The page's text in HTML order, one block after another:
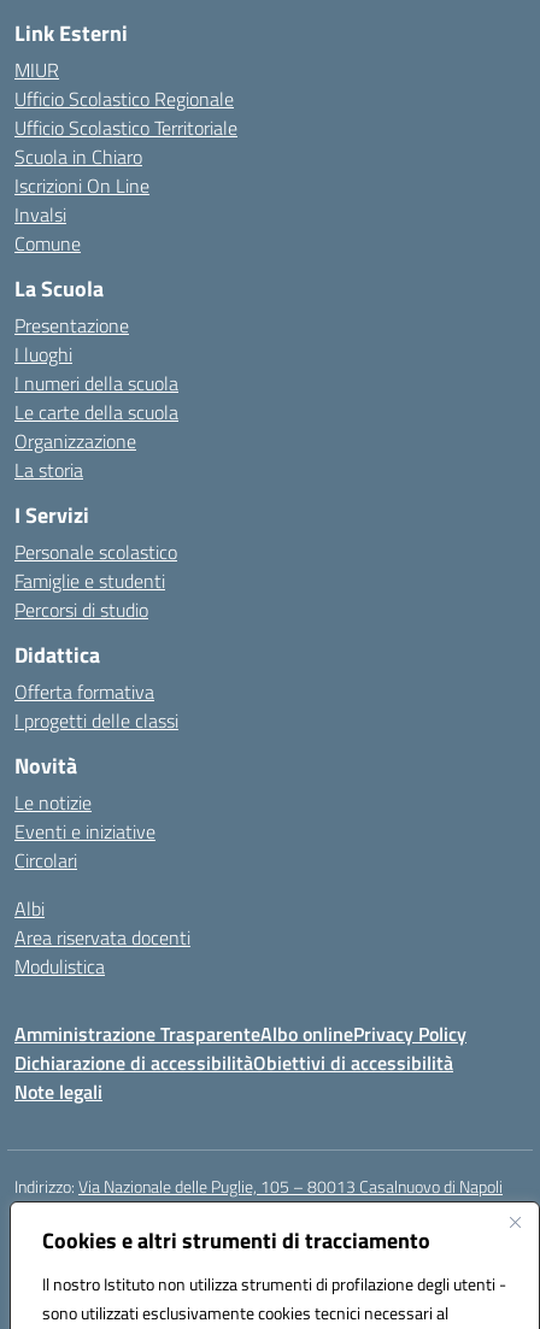
Cookies e altri strumenti di tracciamento
Il nostro Istituto non utilizza strumenti di profilazione degli utenti -
sono utilizzati esclusivamente cookies tecnici necessari al
Link Esterni
MIUR
Ufficio Scolastico Regionale
Ufficio Scolastico Territoriale
Scuola in Chiaro
Iscrizioni On Line
Invalsi
Comune
La Scuola
Presentazione
I luoghi
I numeri della scuola
Le carte della scuola
Organizzazione
La storia
I Servizi
Personale scolastico
Famiglie e studenti
Percorsi di studio
Didattica
Offerta formativa
I progetti delle classi
Novità
Le notizie
Eventi e iniziative
Circolari
Albi
Area riservata docenti
Modulistica
Amministrazione TrasparenteAlbo onlinePrivacy Policy
Dichiarazione di accessibilitàObiettivi di accessibilità
Note legali
Indirizzo:Via Nazionale delle Puglie, 105 – 80013 Casalnuovo di Napoli
Centralino:
Email:naee32300a@istruzione.it
Codice fiscale: 93007720639